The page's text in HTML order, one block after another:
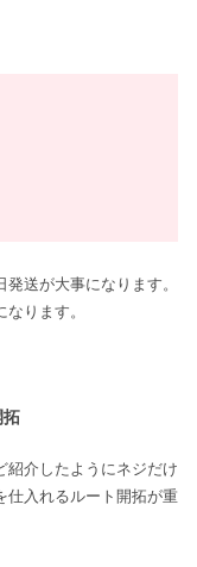
送が大事になります。
ります。
拓
紹介したようにネジだけ
仕入れるルート開拓が重